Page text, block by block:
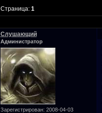
Страница: 1
Слушающий
Администратор
Зарегистрирован: 2008-04-03